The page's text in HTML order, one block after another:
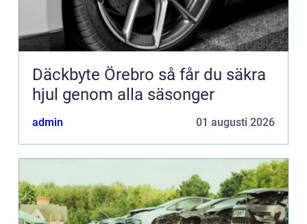
Däckbyte Örebro så får du säkra
hjul genom alla säsonger
admin 01 augusti 2026